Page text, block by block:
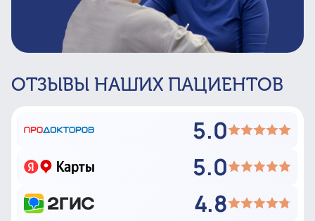
ОТЗЫВЫ НАШИХ ПАЦИЕНТОВ
5.0
5.0
4.8